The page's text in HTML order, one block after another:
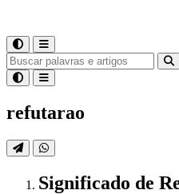
refutarao
Significado de